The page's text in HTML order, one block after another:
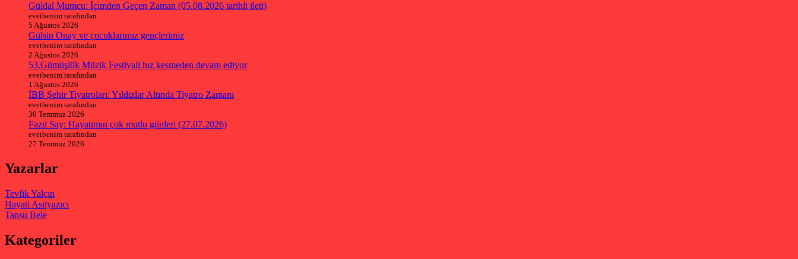
Güldal Mumcu: İçimden Geçen Zaman (05.08.2026 tarihli ileti)
evetbenim tarafından
5 Ağustos 2026
Gülsin Onay ve çocuklarımız gençlerimiz
evetbenim tarafından
2 Ağustos 2026
53.Gümüşlük Müzik Festivali hız kesmeden devam ediyor
evetbenim tarafından
1 Ağustos 2026
İBB Şehir Tiyatroları: Yıldızlar Altında Tiyatro Zamanı
evetbenim tarafından
30 Temmuz 2026
Fazıl Say: Hayatımın çok mutlu günleri (27.07.2026)
evetbenim tarafından
27 Temmuz 2026
Yazarlar
Tevfik Yalçın
Hayati Asılyazıcı
Tansu Bele
Kategoriler